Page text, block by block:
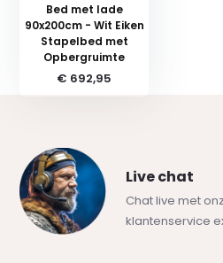
Bed met lade
90x200cm - Wit Eiken
Stapelbed met
Opbergruimte
€ 692,95
Live chat
Chat live met
klantenservice